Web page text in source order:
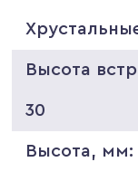
Высота
30
Высота, мм: